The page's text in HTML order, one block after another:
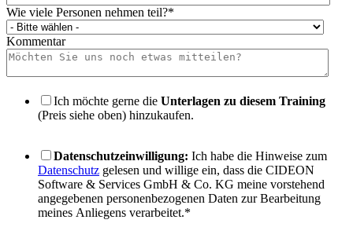
Wie viele Personen nehmen teil?*
Kommentar
Ich möchte gerne die Unterlagen zu diesem Training
(Preis siehe oben) hinzukaufen.
Datenschutzeinwilligung: Ich habe die Hinweise zum
Datenschutz gelesen und willige ein, dass die CIDEON
Software & Services GmbH & Co. KG meine vorstehend
angegebenen personenbezogenen Daten zur Bearbeitung
meines Anliegens verarbeitet.*